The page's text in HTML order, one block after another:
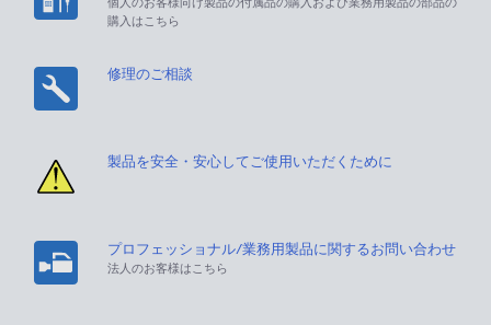
購入はこちら
修理のご相談
製品を安全・安心してご使用いただくために
プロフェッショナル/業務用製品に関するお問い合わせ
法人のお客様はこちら